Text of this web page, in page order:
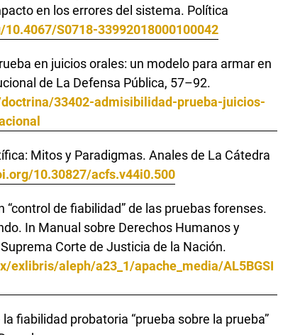
en los errores del sistema. Política
S0718-33992018000100042
en juicios orales: un modelo para armar en
de La Defensa Pública, 57–92.
33402-admisibilidad-prueba-juicios-
Mitos y Paradigmas. Anales de La Cátedra
10.30827/acfs.v44i0.500
de fiabilidad” de las pruebas forenses.
In Manual sobre Derechos Humanos y
Corte de Justicia de la Nación.
aleph/a23_1/apache_media/AL5BGSI
fiabilidad probatoria “prueba sobre la prueba”